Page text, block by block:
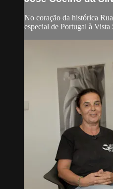
No coração da histórica
especial de Portugal à